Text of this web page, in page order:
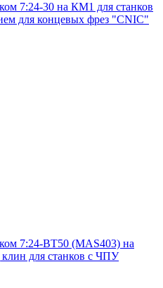
7:24-30 на КМ1 для станков
для концевых фрез "CNIC"
7:24-ВТ50 (MAS403) на
для станков с ЧПУ